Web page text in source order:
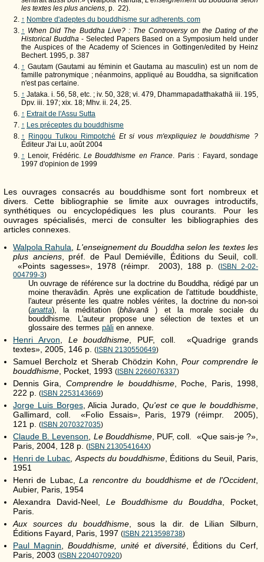
les textes les plus anciens , p. 22).
↑
Nombre d'adeptes du bouddhisme sur adherents. com
↑ When Did The Buddha Live? : The Controversy on the Dating of the
Historical Buddha - Selected Papers Based on a Symposium held under
the Auspices of the Academy of Sciences in Gottingen/edited by Heinz
Bechert. 1995, p. 387
↑ Gautam (Gautami au féminin et Gautama au masculin) est un nom de
famille patronymique ; néanmoins, appliqué au Bouddha, sa signification
n'est pas certaine.
↑ Jataka. i. 56, 58, etc. ; iv. 50, 328; vi. 479, Dhammapadatthakathā iii. 195,
Dpv. iii. 197; xix. 18; Mhv. ii. 24, 25.
↑
Extrait de l'Assu Sutta
↑
Les préceptes du bouddhisme
↑
Ringou Tulkou Rimpotché
Et si vous m'expliquiez le bouddhisme ?
Éditeur J'ai Lu, août 2004
↑
Lenoir, Frédéric. Le Bouddhisme en France. Paris : Fayard, sondage
1997 d'opinion de 1999
Les ouvrages consacrés au bouddhisme sont fort nombreux et
divers. Cette bibliographie se limite aux ouvrages introductifs,
synthétiques ou encyclopédiques les plus courants. Pour les
ouvrages spécialisés, merci de consulter les bibliographies des
articles connexes.
Walpola Rahula
L'enseignement du Bouddha selon les textes les
plus anciens, préf. de Paul Demiéville, Éditions du Seuil, coll.
«Points sagesses», 1978 (réimpr. 2003), 188 p.( ISBN 2-02-
004799-3)
Un ouvrage de référence sur la doctrine du Bouddha, rédigé par un
moine theravādin. Après une explication de l'attitude bouddhiste,
l'auteur présente les quatre nobles vérites, la doctrine du non-soi
(anatta), la méditation (bhāvanā) et la morale sociale du
bouddhisme. L'auteur propose une sélection de textes et un
glossaire des termes pāli en annexe.
Henri Arvon Le bouddhisme , PUF, coll. «Quadrige grands
textes», 2005, 146 p. ( ISBN 2130550649)
Samuel Bercholz et Sherab Chödzin Kohn, Pour comprendre le
bouddhisme , Pocket, 1993 ( ISBN 2266076337)
Dennis Gira, Comprendre le bouddhisme, Poche, Paris, 1998,
222 p. ( ISBN 2253143669)
Jorge Luis Borges, Alicia Jurado, Qu'est ce que le bouddhisme
Gallimard, coll. «Folio Essais», Paris, 1979 (réimpr. 2005),
121 p. ( ISBN 2070327035)
Claude B. Levenson Le Bouddhisme, PUF, coll. «Que sais-je ?»,
Paris, 2004, 128 p. ( ISBN 213054164X)
Henri de Lubac Aspects du bouddhisme , Éditions du Seuil, Paris,
1951
Henri de Lubac,La rencontre du bouddhisme et de l'Occident,
Aubier, Paris, 1954
Alexandra David-Neel, Le Bouddhisme du Bouddha , Pocket,
Paris
Aux sources du bouddhisme , sous la dir. de Lilian Silburn,
Éditions Fayard, Paris, 1997 ( ISBN 2213598738)
Paul Magnin ,Bouddhisme, unité et diversité, Éditions du Cerf,
Paris, 2003 ( ISBN 2204070920)